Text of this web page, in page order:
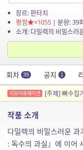
장르:판타지
평점
×1055| 분량: 39
회차 39 공지 1
리뷰어큐레이션 [주제] 뼈수집
작품 소개
다밀렉의 비밀스러운
: 독수의 과실』에 이어